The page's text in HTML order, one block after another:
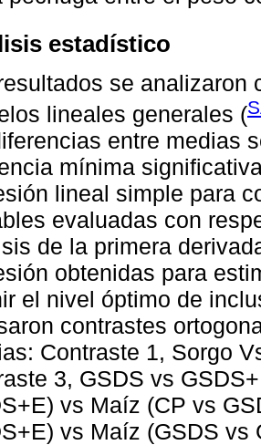
estadístico
se analizaron
lineales generales (
entre medias
mínima
lineal simple para
evaluadas con
de la primera
obtenidas para
el nivel óptimo de
contrastes
Contraste 1, Sorgo
3, GSDS vs
vs Maíz (CP vs
vs Maíz (GSDS vs